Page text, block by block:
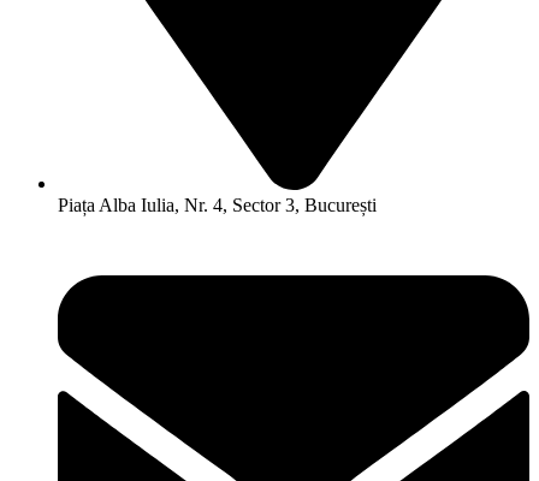
Piața Alba Iulia, Nr. 4, Sector 3, București